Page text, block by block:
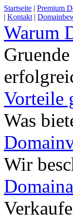
Startseite | Premium
| Kontakt |
Warum
Vorteile
Was
Wir